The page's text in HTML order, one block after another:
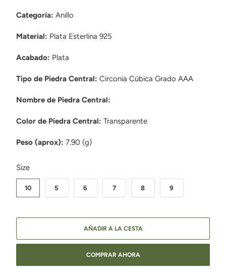
Categoría: Anillo
Material: Plata Esterlina 925
Acabado: Plata
Tipo de Piedra Central: Circonia Cúbica Grado AAA
Nombre de Piedra Central:
Color de Piedra Central: Transparente
Peso (aprox): 7.90 (g)
Size
SWATCH-10
10
SWATCH-5
5
SWATCH-6
6
SWATCH-7
7
SWATCH-8
8
SWATCH-9
9
AÑADIR A LA CESTA
COMPRAR AHORA